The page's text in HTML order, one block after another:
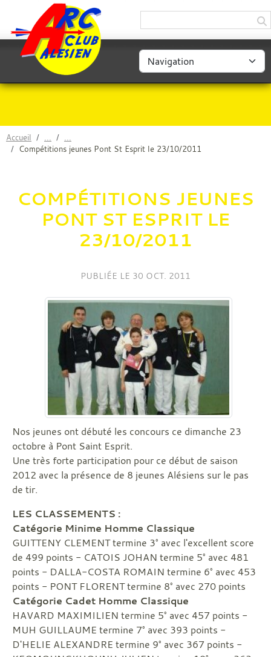
Accueil
Compétitions jeunes Pont St Esprit le 23/10/2011
COMPÉTITIONS JEUNES
PONT ST ESPRIT LE
23/10/2011
PUBLIÉE LE 30 OCT. 2011
Nos jeunes ont débuté les concours ce dimanche 23
octobre à Pont Saint Esprit.
Une très forte participation pour ce début de saison
2012 avec la présence de 8 jeunes Alésiens sur le pas
de tir.
LES CLASSEMENTS :
Catégorie Minime Homme Classique
GUITTENY CLEMENT termine 3° avec l'excellent score
de 499 points - CATOIS JOHAN termine 5° avec 481
points - DALLA-COSTA ROMAIN termine 6° avec 453
points - PONT FLORENT termine 8° avec 270 points
Catégorie Cadet Homme Classique
HAVARD MAXIMILIEN termine 5° avec 457 points -
MUH GUILLAUME termine 7° avec 393 points -
D'HELIE ALEXANDRE termine 9° avec 367 points -
Panneau de gestion des cookies